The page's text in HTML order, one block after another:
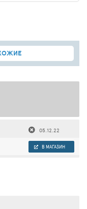
05.12.22
В МАГАЗИН